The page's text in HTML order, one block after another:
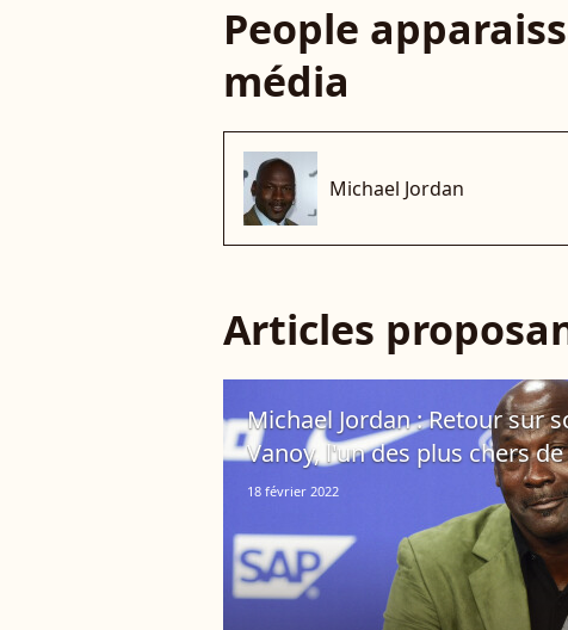
People
média
Michael Jordan
Articles
Michael Jordan : Retour sur
Vanoy, l'un des plus chers
18 février 2022